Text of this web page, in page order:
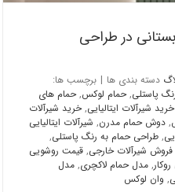
در طراحی
دسته بندی ها | برچسب ها:
پاستلی,حمام لوکس,حمام های
خرید شیرآلات ایتالیایی,خرید شیرآلات
,دوش حمام مدرن, شیرآلات ایتالیایی
,طراحی حمام به رنگ پاستلی,
فروش شیرآلات خارجی,قیمت روشویی
,مدل حمام لاکچری,مدل
, وان لوکس